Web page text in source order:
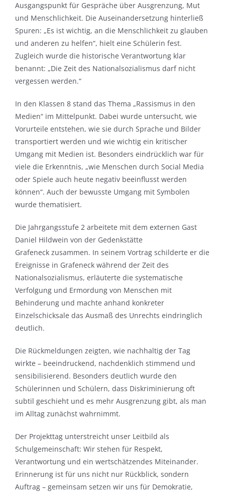
Ausgangspunkt für Gespräche über Ausgrenzung, Mut
und Menschlichkeit. Die Auseinandersetzung hinterließ
Spuren: „Es ist wichtig, an die Menschlichkeit zu glauben
und anderen zu helfen“, hielt eine Schülerin fest.
Zugleich wurde die historische Verantwortung klar
benannt: „Die Zeit des Nationalsozialismus darf nicht
vergessen werden.“
In den Klassen 8 stand das Thema „Rassismus in den
Medien“ im Mittelpunkt. Dabei wurde untersucht, wie
Vorurteile entstehen, wie sie durch Sprache und Bilder
transportiert werden und wie wichtig ein kritischer
Umgang mit Medien ist. Besonders eindrücklich war für
viele die Erkenntnis, „wie Menschen durch Social Media
oder Spiele auch heute negativ beeinflusst werden
können“. Auch der bewusste Umgang mit Symbolen
wurde thematisiert.
Die Jahrgangsstufe 2 arbeitete mit dem externen Gast
Daniel Hildwein von der Gedenkstätte
Grafeneck zusammen. In seinem Vortrag schilderte er die
Ereignisse in Grafeneck während der Zeit des
Nationalsozialismus, erläuterte die systematische
Verfolgung und Ermordung von Menschen mit
Behinderung und machte anhand konkreter
Einzelschicksale das Ausmaß des Unrechts eindringlich
deutlich.
Die Rückmeldungen zeigten, wie nachhaltig der Tag
wirkte – beeindruckend, nachdenklich stimmend und
sensibilisierend. Besonders deutlich wurde den
Schülerinnen und Schülern, dass Diskriminierung oft
subtil geschieht und es mehr Ausgrenzung gibt, als man
im Alltag zunächst wahrnimmt.
Der Projekttag unterstreicht unser Leitbild als
Schulgemeinschaft: Wir stehen für Respekt,
Verantwortung und ein wertschätzendes Miteinander.
Erinnerung ist für uns nicht nur Rückblick, sondern
Auftrag – gemeinsam setzen wir uns für Demokratie,